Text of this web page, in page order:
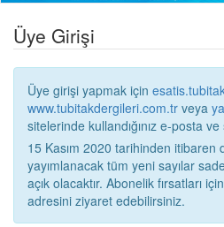
Üye Girişi
Üye girişi yapmak için
www.tubitakdergileri.com.tr veya
sitelerinde kullandığınız e-posta ve
15 Kasım 2020 tarihinden itibaren
yayımlanacak tüm yeni sayılar
açık olacaktır. Abonelik fırsatları için
adresini ziyaret edebilirsiniz.